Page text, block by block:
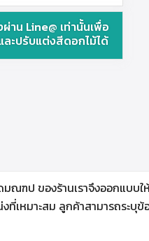
าน Line@ เท่านั้นเพื่อ
ะปรับแต่งสีดอกไม้ได้
ป ของร้านเราจึงออกแบบให้
หมาะสม ลูกค้าสามารถระบุข้